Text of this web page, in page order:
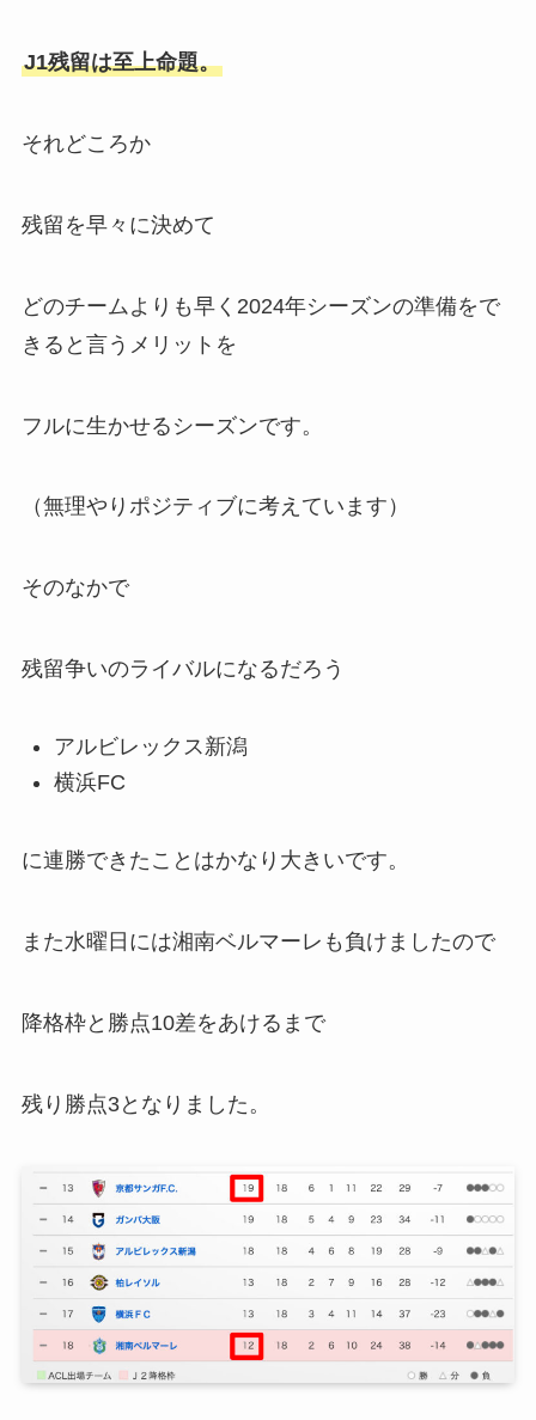
J1残留は至上命題。
それどころか
残留を早々に決めて
どのチームよりも早く2024年シーズンの準備をで
きると言うメリットを
フルに生かせるシーズンです。
（無理やりポジティブに考えています）
そのなかで
残留争いのライバルになるだろう
アルビレックス新潟
横浜FC
に連勝できたことはかなり大きいです。
また水曜日には湘南ベルマーレも負けましたので
降格枠と勝点10差をあけるまで
残り勝点3となりました。